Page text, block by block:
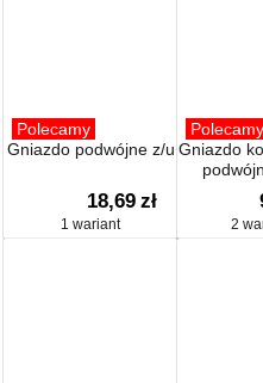
Polecamy
Gniazdo podwójne z/u
18,69 zł
1 wariant
Polecamy
Gniazdo
2